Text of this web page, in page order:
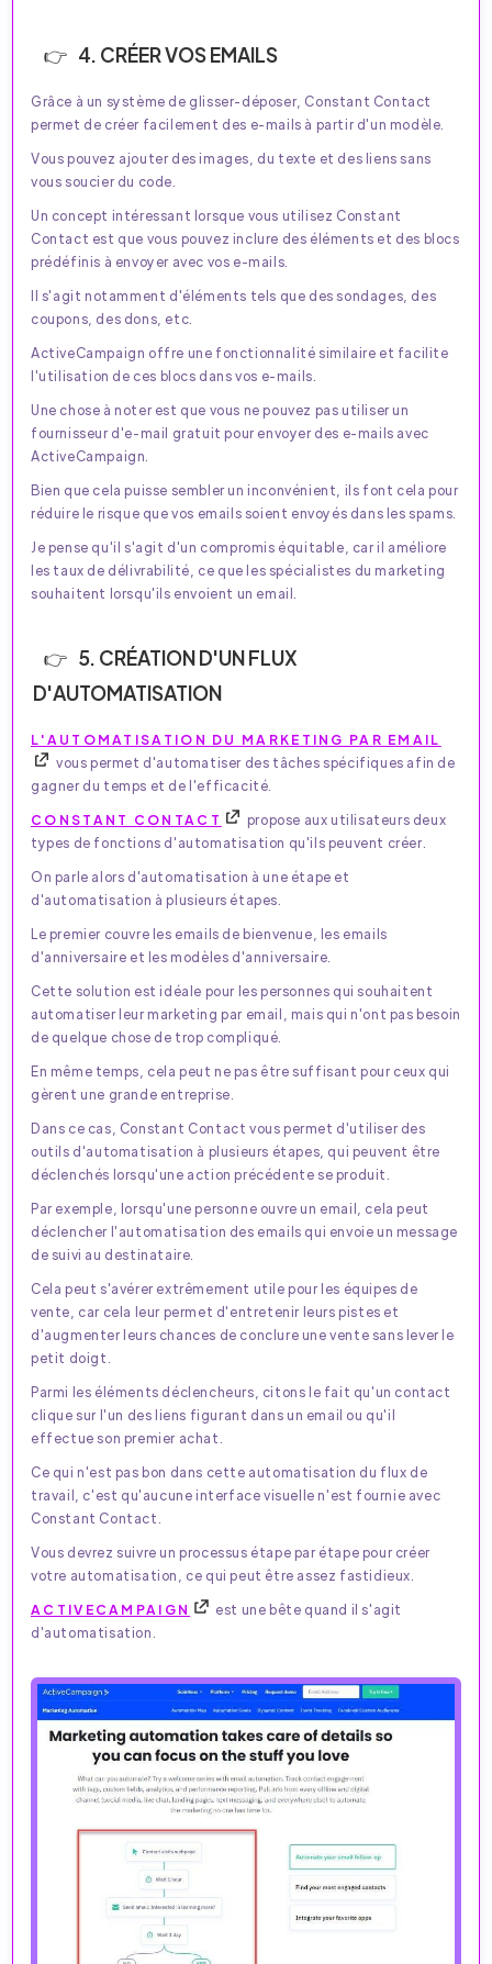
4. CRÉER VOS EMAILS
Grâce à un système de glisser-déposer, Constant Contact
permet de créer facilement des e-mails à partir d'un modèle.
Vous pouvez ajouter des images, du texte et des liens sans
vous soucier du code.
Un concept intéressant lorsque vous utilisez Constant
Contact est que vous pouvez inclure des éléments et des blocs
prédéfinis à envoyer avec vos e-mails.
Il s'agit notamment d'éléments tels que des sondages, des
coupons, des dons, etc.
ActiveCampaign offre une fonctionnalité similaire et facilite
l'utilisation de ces blocs dans vos e-mails.
Une chose à noter est que vous ne pouvez pas utiliser un
fournisseur d'e-mail gratuit pour envoyer des e-mails avec
ActiveCampaign.
Bien que cela puisse sembler un inconvénient, ils font cela pour
réduire le risque que vos emails soient envoyés dans les spams.
Je pense qu'il s'agit d'un compromis équitable, car il améliore
les taux de délivrabilité, ce que les spécialistes du marketing
souhaitent lorsqu'ils envoient un email.
5. CRÉATION D'UN FLUX
D'AUTOMATISATION
L'AUTOMATISATION DU MARKETING PAR EMAIL
vous permet d'automatiser des tâches spécifiques afin de
gagner du temps et de l'efficacité.
CONSTANT CONTACT
propose aux utilisateurs deux
types de fonctions d'automatisation qu'ils peuvent créer.
On parle alors d'automatisation à une étape et
d'automatisation à plusieurs étapes.
Le premier couvre les emails de bienvenue, les emails
d'anniversaire et les modèles d'anniversaire.
Cette solution est idéale pour les personnes qui souhaitent
automatiser leur marketing par email, mais qui n'ont pas besoin
de quelque chose de trop compliqué.
En même temps, cela peut ne pas être suffisant pour ceux qui
gèrent une grande entreprise.
Dans ce cas, Constant Contact vous permet d'utiliser des
outils d'automatisation à plusieurs étapes, qui peuvent être
déclenchés lorsqu'une action précédente se produit.
Par exemple, lorsqu'une personne ouvre un email, cela peut
déclencher l'automatisation des emails qui envoie un message
de suivi au destinataire.
Cela peut s'avérer extrêmement utile pour les équipes de
vente, car cela leur permet d'entretenir leurs pistes et
d'augmenter leurs chances de conclure une vente sans lever le
petit doigt.
Parmi les éléments déclencheurs, citons le fait qu'un contact
clique sur l'un des liens figurant dans un email ou qu'il
effectue son premier achat.
Ce qui n'est pas bon dans cette automatisation du flux de
travail, c'est qu'aucune interface visuelle n'est fournie avec
Constant Contact.
Vous devrez suivre un processus étape par étape pour créer
votre automatisation, ce qui peut être assez fastidieux.
ACTIVECAMPAIGN
est une bête quand il s'agit
d'automatisation.